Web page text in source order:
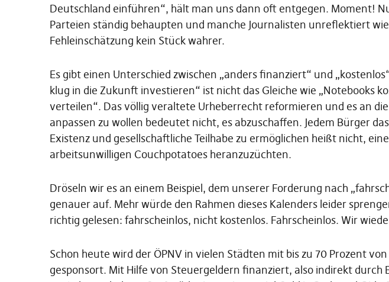
Deutschland einführen“, hält man uns dann oft entgegen. Moment!
Parteien ständig behaupten und manche Journalisten unreflektiert
Fehleinschätzung kein Stück wahrer.
Es gibt einen Unterschied zwischen „anders finanziert“ und
klug in die Zukunft investieren“ ist nicht das Gleiche wie „Notebooks
verteilen“. Das völlig veraltete Urheberrecht reformieren und es an
anpassen zu wollen bedeutet nicht, es abzuschaffen. Jedem Bürger
Existenz und gesellschaftliche Teilhabe zu ermöglichen heißt nicht,
arbeitsunwilligen Couchpotatoes heranzuzüchten.
Dröseln wir es an einem Beispiel, dem unserer Forderung nach
genauer auf. Mehr würde den Rahmen dieses Kalenders leider
richtig gelesen: fahrscheinlos, nicht kostenlos. Fahrscheinlos. Wir
Schon heute wird der ÖPNV in vielen Städten mit bis zu 70 Prozent
gesponsort. Mit Hilfe von Steuergeldern finanziert, also indirekt durch